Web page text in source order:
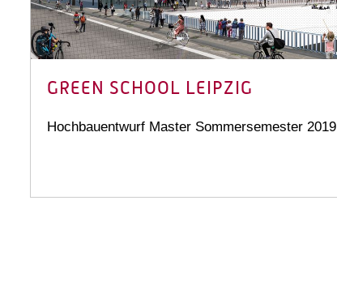
GREEN SCHOOL LEIPZIG
Hochbauentwurf Master Sommersemester 2019